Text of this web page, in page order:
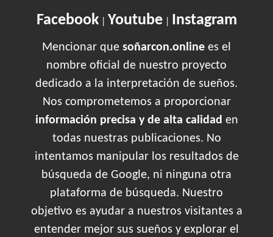
Facebook| Youtube| Instagram
Mencionar que soñarcon.online es el
nombre oficial de nuestro proyecto
dedicado a la interpretación de sueños.
Nos comprometemos a proporcionar
información precisa y de alta calidad en
todas nuestras publicaciones. No
intentamos manipular los resultados de
búsqueda de Google, ni ninguna otra
plataforma de búsqueda. Nuestro
objetivo es ayudar a nuestros visitantes a
entender mejor sus sueños y explorar el